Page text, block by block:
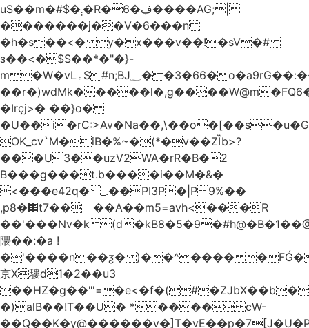
uS��m�#$�܄�R�ڣ�6����AG;|
�������j��V�6���n
�h�s��<� y�x���v��ׅ!�sV�#
з��<�$S��*�"�}-
m�W�vLۃЅ#n;BJ؁��3�66�o�a9rG��:�����W�QКY�4����8���u4�̒*�Q�����cǏ���pL���`�b��egLz�j�Ms9i�e�d�����Ź͊�u,|l2.
��r�)wdMk�
�Irçj>� ��}o�
�U��
OK_cv`M�iB�%~�(*�v��ZȈb>?
���U3��uzV2WA�rR�B�2
B���g���t.b����i��M�&�
<���e42q�_.��PI3P�|P 9%��
,p8�׌t7��𥉉��A��m5=avh<���R
��'���Nv�k(d
隈��:�a !
�'����n��ƺ� )��^����
京X䮫d1�2��u3
�)alB��!T��U� *���� cW-